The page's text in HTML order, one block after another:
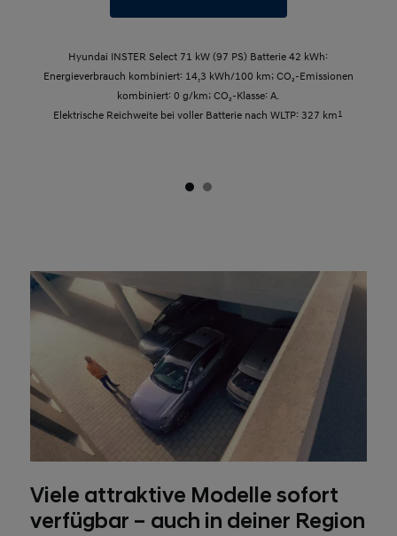
Hyundai INSTER Select 71 kW (97 PS) Batterie 42 kWh:
Energieverbrauch kombiniert: 14,3 kWh/100 km; CO₂-Emissionen
kombiniert: 0 g/km; CO₂-Klasse: A.
Elektrische Reichweite bei voller Batterie nach WLTP: 327 km1
Viele attraktive Modelle sofort
verfügbar – auch in deiner Region